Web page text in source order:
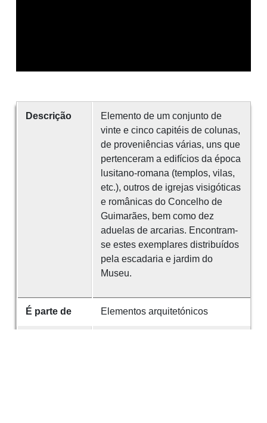
Descrição
Elemento de um conjunto de
vinte e cinco capitéis de colunas,
de proveniências várias, uns que
pertenceram a edifícios da época
lusitano-romana (templos, vilas,
etc.), outros de igrejas visigóticas
e românicas do Concelho de
Guimarães, bem como dez
aduelas de arcarias. Encontram-
se estes exemplares distribuídos
pela escadaria e jardim do
Museu.
É parte de Elementos arquitetónicos